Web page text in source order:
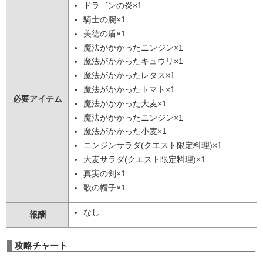
必要アイテム
ドラゴンの炎×1
騎士の腕×1
美徳の盾×1
魔法がかかったニンジン×1
魔法がかかったキュウリ×1
魔法がかかったレタス×1
魔法がかかったトマト×1
魔法がかかった大麦×1
魔法がかかったニンジン×1
魔法がかかった小麦×1
ニンジンサラダ(クエスト限定料理)×1
大麦サラダ(クエスト限定料理)×1
真実の剣×1
歌の帽子×1
報酬 なし
攻略チャート